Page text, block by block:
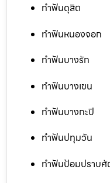
ทำฟันดุสิต
ทำฟันหนองจอก
ทำฟันบางรัก
ทำฟันบางเขน
ทำฟันบางกะปิ
ทำฟันปทุมวัน
ทำฟันป้อมปราบศั